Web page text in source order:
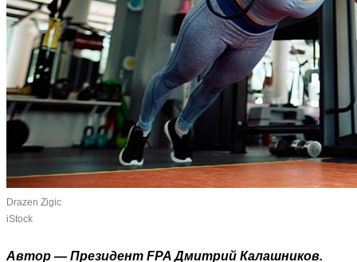
Drazen Zigic
iStock
Автор — Президент FPA Дмитрий Калашников.